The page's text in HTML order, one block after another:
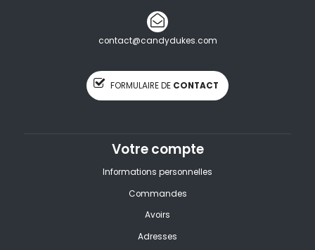
contact@candydukes.com
FORMULAIRE DE CONTACT
Votre compte
Informations personnelles
Commandes
Avoirs
Adresses